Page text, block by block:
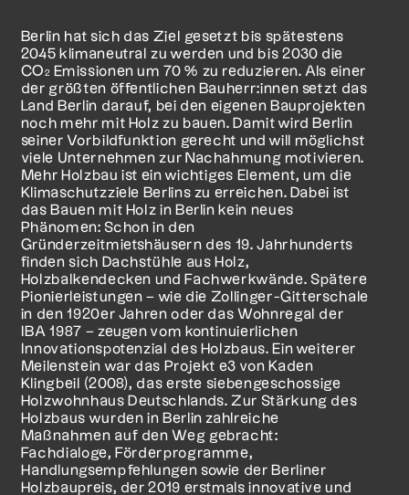
Berlin hat sich das Ziel gesetzt bis spätestens
2045 klimaneutral zu werden und bis 2030 die
CO2
Emissionen um 70 % zu reduzieren. Als einer
der größten öffentlichen Bauherr:innen setzt das
Land Berlin darauf, bei den eigenen Bauprojekten
noch mehr mit Holz zu bauen. Damit wird Berlin
seiner Vorbildfunktion gerecht und will möglichst
viele Unternehmen zur Nachahmung motivieren.
Mehr Holzbau ist ein wichtiges Element, um die
Klimaschutzziele Berlins zu erreichen. Dabei ist
das Bauen mit Holz in Berlin kein neues
Phänomen: Schon in den
Gründerzeitmietshäusern des 19. Jahrhunderts
finden sich Dachstühle aus Holz,
Holzbalkendecken und Fachwerkwände. Spätere
Pionierleistungen – wie die Zollinger-Gitterschale
in den 1920er Jahren oder das Wohnregal der
IBA 1987 – zeugen vom kontinuierlichen
Innovationspotenzial des Holzbaus. Ein weiterer
Meilenstein war das Projekt e3 von Kaden
Klingbeil (2008), das erste siebengeschossige
Holzwohnhaus Deutschlands. Zur Stärkung des
Holzbaus wurden in Berlin zahlreiche
Maßnahmen auf den Weg gebracht:
Fachdialoge, Förderprogramme,
Handlungsempfehlungen sowie der Berliner
Holzbaupreis, der 2019 erstmals innovative und